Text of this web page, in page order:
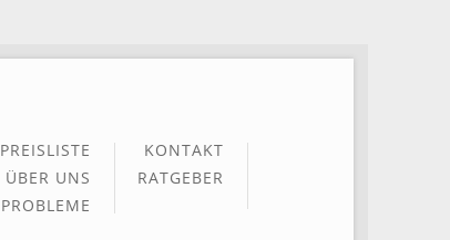
PREISLISTE
ÜBER UNS
PROBLEME
KONTAKT
RATGEBER